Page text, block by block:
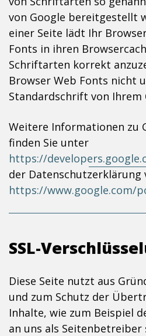
von Google bereitgestellt
einer Seite lädt Ihr
Fonts in ihren
Schriftarten korrekt
Browser Web Fonts nicht
Standardschrift von
Weitere Informationen zu
finden Sie unter
https://
der Datenschutzerklärung
https://www.google.com/
SSL-
Diese Seite nutzt aus
und zum Schutz der
Inhalte, wie zum Beispiel
an uns als Seitenbetreiber